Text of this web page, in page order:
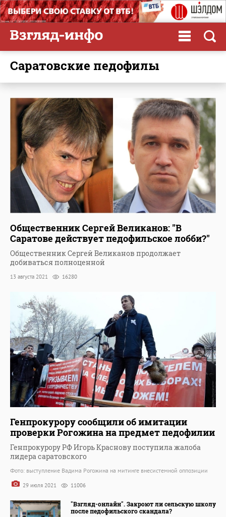
саратовские педофилы
Общественник Сергей Великанов: "В
Саратове действует педофильское лобби?"
Общественник Сергей Великанов продолжает
добиваться полноценной
13 августа 2021 16280
Генпрокурору сообщили об имитации
проверки Рогожина на предмет педофилии
Генпрокурору РФ Игорь Краснову поступила жалоба
лидера саратовского
Фото: выступление Вадима Рогожина на митинге внесистемной оппозиции
29 июля 2021 11006
"Взгляд-онлайн". Закроют ли сельскую школу
после педофильского скандала?